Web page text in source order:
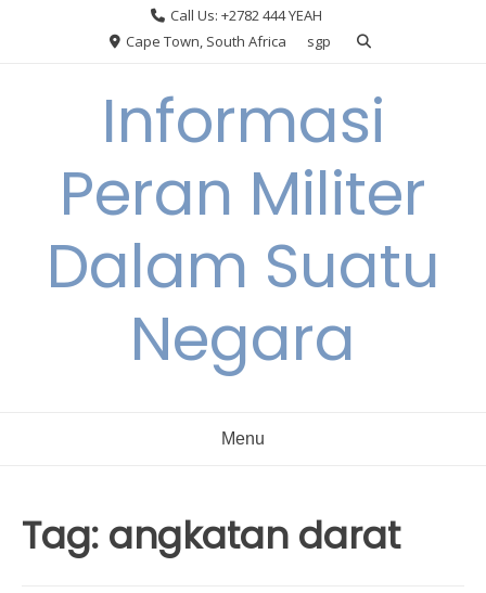
Call Us: +2782 444 YEAH
Cape Town, South Africa
sgp
Informasi
Peran Militer
Dalam Suatu
Negara
Menu
Tag: angkatan darat